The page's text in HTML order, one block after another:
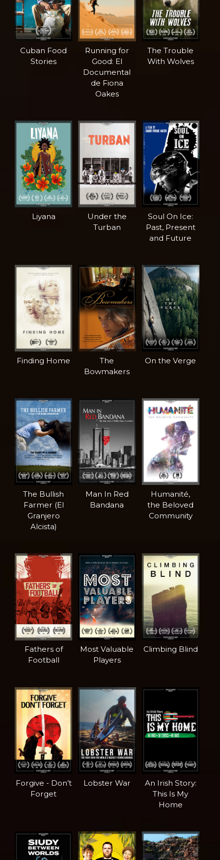
Cuban Food
Stories
Running for
Good: El
Documental
de Fiona
Oakes
The Trouble
With Wolves
Liyana
Under the
Turban
Soul On Ice:
Past, Present
and Future
Finding Home
The
Bowmakers
On the Verge
The Bullish
Farmer (El
Granjero
Alcista)
Man In Red
Bandana
Humanité,
the Beloved
Community
Fathers of
Football
Most Valuable
Players
Climbing Blind
Forgive - Don’t
Forget
Lobster War
An Irish Story:
This Is My
Home